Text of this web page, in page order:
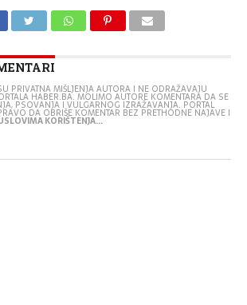
PRIVATNA MIŠLJENJA AUTORA I NE ODRAŽAVAJU
HABER.BA. MOLIMO AUTORE KOMENTARA DA SE
PSOVANJA I VULGARNOG IZRAŽAVANJA. PORTAL
DA OBRIŠE KOMENTAR BEZ PRETHODNE NAJAVE I
KORIŠTENJA...